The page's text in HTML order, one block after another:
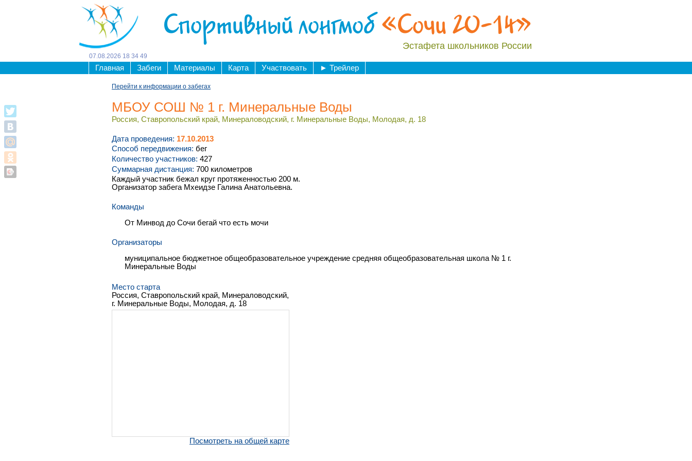
Спортивный лонгмоб«Сочи 20-14»
Эстафета школьников России
07 08 2026 18 34 49
Главная Забеги Материалы Карта Участвовать ► Трейлер
Перейти к информации о забегах
МБОУ СОШ № 1 г. Минеральные Воды
Россия, Ставропольский край, Минераловодский, г. Минеральные Воды, Молодая, д. 18
Дата проведения: 17.10.2013
Способ передвижения: бег
Количество участников: 427
Суммарная дистанция: 700 километров
Каждый участник бежал круг протяженностью 200 м.
Организатор забега Мхеидзе Галина Анатольевна.
Команды
От Минвод до Сочи бегай что есть мочи
Организаторы
муниципальное бюджетное общеобразовательное учреждение средняя общеобразовательная школа № 1 г.
Минеральные Воды
Место старта
Россия, Ставропольский край, Минераловодский,
г. Минеральные Воды, Молодая, д. 18
Посмотреть на общей карте